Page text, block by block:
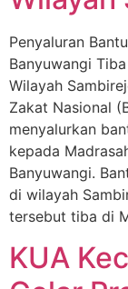
Penyaluran
Banyuwangi
Wilayah
Zakat Nasional
menyalurkan
kepada
Banyuwangi.
di wilayah
tersebut tiba di
KUA